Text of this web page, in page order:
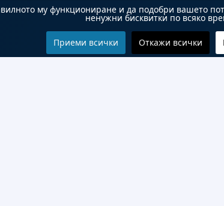
му функциониране и да подобри вашето
ненужни бисквитки по всяко
Приеми всички Откажи всички